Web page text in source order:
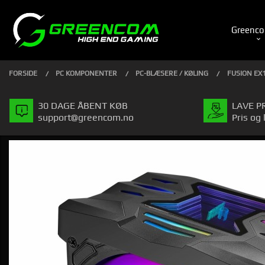
indhold
PRODUKTER
FORSIDE PC KOMPONENTER PC-BLÆSERE / KØLING FUSION
30 DAGE ÅBENT KØB
support@greencom.no
LAVE
Pris og